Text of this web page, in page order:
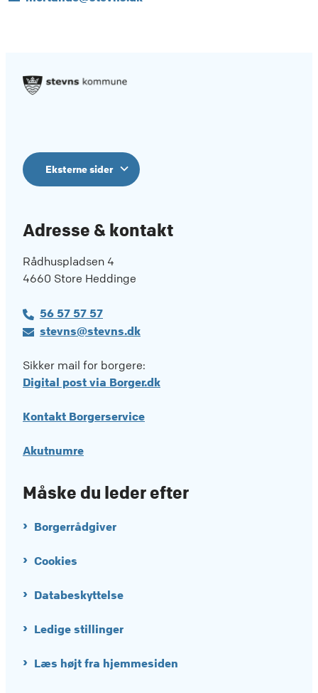
Eksterne sider
Adresse & kontakt
Rådhuspladsen 4
4660 Store Heddinge
56 57 57 57
stevns@stevns.dk
Sikker mail for borgere:
Digital post via Borger.dk
Kontakt Borgerservice
Akutnumre
Måske du leder efter
Borgerrådgiver
Cookies
Databeskyttelse
Ledige stillinger
Læs højt fra hjemmesiden